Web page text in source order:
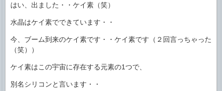
はい、出ました・・ケイ素（笑）
水晶はケイ素でできています・・
今、ブーム到来のケイ素です・・ケイ素です（２回言っちゃった
（笑））
ケイ素はこの宇宙に存在する元素の1つで、
別名シリコンと言います・・